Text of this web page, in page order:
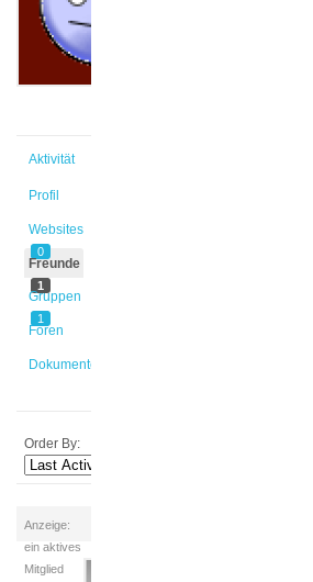
Aktivität
Profil
Websites
0
Freunde
1
Gruppen
1
Foren
Dokumente
Order By:
Anzeige:
ein aktives
Mitglied